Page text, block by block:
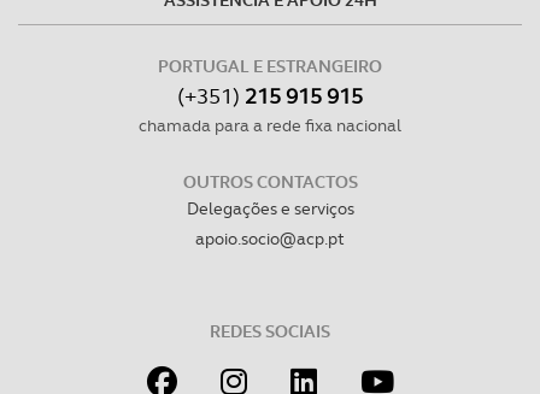
PORTUGAL E ESTRANGEIRO
(+351) 215 915 915
chamada para a rede fixa nacional
OUTROS CONTACTOS
Delegações e serviços
apoio.socio@acp.pt
REDES SOCIAIS